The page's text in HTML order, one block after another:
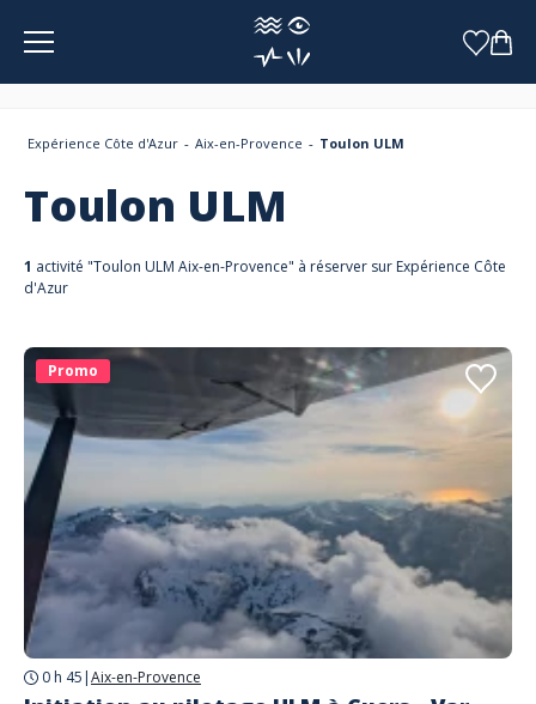
Panneau de gestion des cookies
Expérience Côte d'Azur Aix-en-Provence Toulon ULM
Toulon ULM
1 activité "Toulon ULM Aix-en-Provence" à réserver sur Expérience Côte
d'Azur
Promo
0 h 45 |Aix-en-Provence